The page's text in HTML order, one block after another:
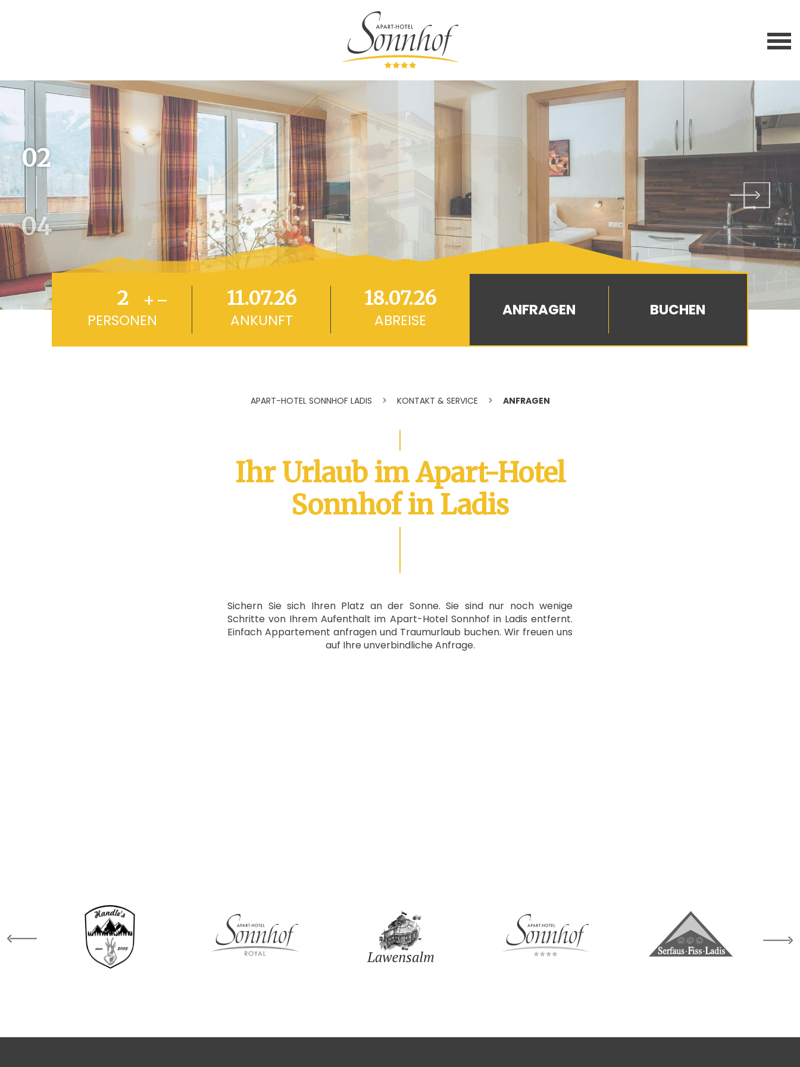
02
04
PERSONEN
+ –
ANKUNFT ABREISE
BUCHEN
APART-HOTEL SONNHOF LADIS KONTAKT & SERVICE ANFRAGEN
Ihr Urlaub im Apart-Hotel
Sonnhof in Ladis
Sichern Sie sich Ihren Platz an der Sonne. Sie sind nur noch wenige
Schritte von Ihrem Aufenthalt im Apart-Hotel Sonnhof in Ladis entfernt.
Einfach Appartement anfragen und Traumurlaub buchen. Wir freuen uns
auf Ihre unverbindliche Anfrage.